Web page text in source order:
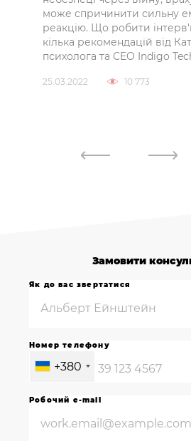
може спричинити сильну
реакцію. Що робити
кілька рекомендацій від
психолога та CEO Indigo
25.03.2022 10 773
Замовити
Як до вас звертатися
Номер телефону
+380
Робочий e-mail